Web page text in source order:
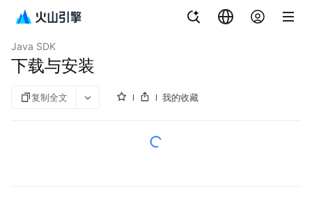
云数据库 veDB MySQL 版
Java SDK
下载与安装
复制全文 我的收藏